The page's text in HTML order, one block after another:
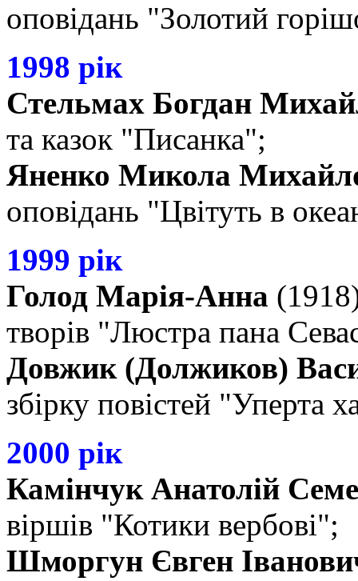
оповідань "Золотий
1998 рік
Стельмах Богдан
та казок "Писанка";
Яненко Микола
оповідань "Цвітуть в
1999 рік
Голод Марія-Анна
творів "Люстра пана
Довжик (Должиков)
збірку повістей "Уперта
2000 рік
Камінчук Анатолій
віршів "Котики вербові";
Шморгун Євген